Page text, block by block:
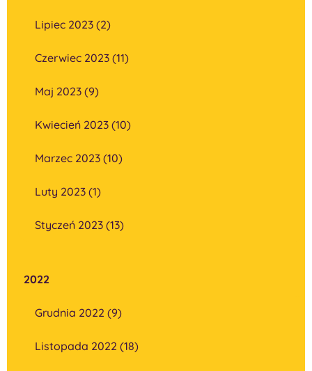
Lipiec 2023 (2)
Czerwiec 2023 (11)
Maj 2023 (9)
Kwiecień 2023 (10)
Marzec 2023 (10)
Luty 2023 (1)
Styczeń 2023 (13)
2022
Grudnia 2022 (9)
Listopada 2022 (18)